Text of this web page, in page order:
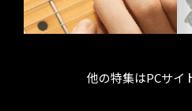
他の特集はPCサイ